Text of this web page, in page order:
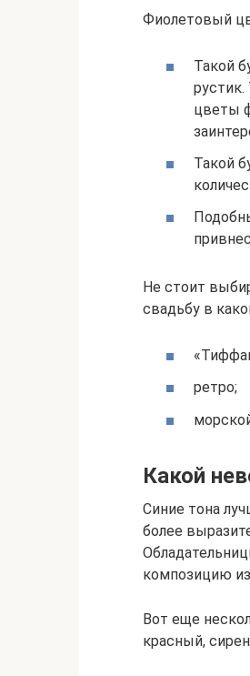
Фиолетовый
Такой
цветы
Такой
Не стоит
свадьбу в
ретро;
Какой
Синие тона
более
композицию из
Вот еще
красный,